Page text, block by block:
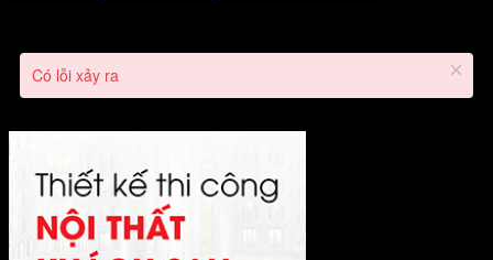
Có lỗi xảy ra